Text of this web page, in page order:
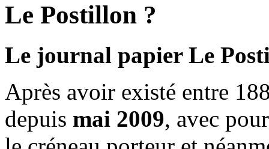
Le Postillon ?
Le journal papier Le
Après avoir existé entre
depuis mai 2009, avec